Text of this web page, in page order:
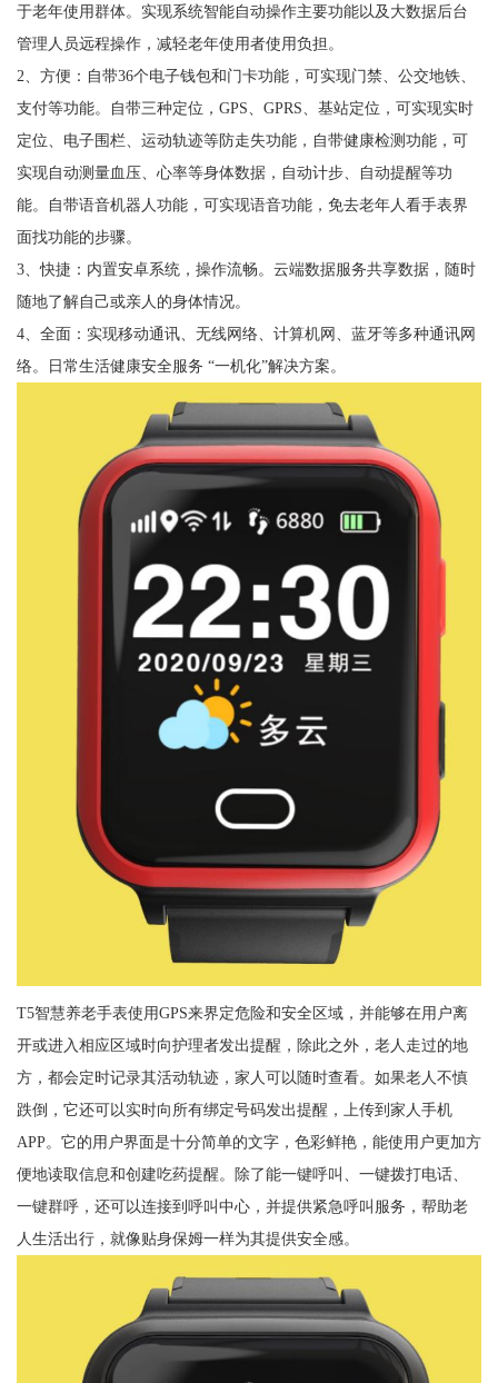
于老年使用群体。实现系统智能自动操作主要功能以及大数据后台
管理人员远程操作，减轻老年使用者使用负担。
2、方便：自带36个电子钱包和门卡功能，可实现门禁、公交地铁、
支付等功能。自带三种定位，GPS、GPRS、基站定位，可实现实时
定位、电子围栏、运动轨迹等防走失功能，自带健康检测功能，可
实现自动测量血压、心率等身体数据，自动计步、自动提醒等功
能。自带语音机器人功能，可实现语音功能，免去老年人看手表界
面找功能的步骤。
3、快捷：内置安卓系统，操作流畅。云端数据服务共享数据，随时
随地了解自己或亲人的身体情况。
4、全面：实现移动通讯、无线网络、计算机网、蓝牙等多种通讯网
络。日常生活健康安全服务 “一机化”解决方案。
T5智慧养老手表使用GPS来界定危险和安全区域，并能够在用户离
开或进入相应区域时向护理者发出提醒，除此之外，老人走过的地
方，都会定时记录其活动轨迹，家人可以随时查看。如果老人不慎
跌倒，它还可以实时向所有绑定号码发出提醒，上传到家人手机
APP。它的用户界面是十分简单的文字，色彩鲜艳，能使用户更加方
便地读取信息和创建吃药提醒。除了能一键呼叫、一键拨打电话、
一键群呼，还可以连接到呼叫中心，并提供紧急呼叫服务，帮助老
人生活出行，就像贴身保姆一样为其提供安全感。